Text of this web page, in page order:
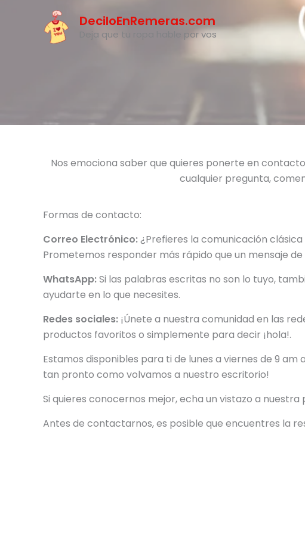
contenido
DeciloEnRemeras.com
Deja que tu ropa hable por vos
Nos emociona saber que quieres ponerte en
cualquier pregunta,
Formas de contacto:
Correo Electrónico:¿Prefieres la comunicación
Prometemos responder más rápido que un mensaje de
WhatsApp:Si las palabras escritas no son lo tuyo,
ayudarte en lo que necesites.
Redes sociales: ¡Únete a nuestra comunidad en las
productos favoritos o simplemente para decir ¡hola!.
Estamos disponibles para ti de lunes a viernes de 9
tan pronto como volvamos a nuestro escritorio!
Si quieres conocernos mejor, echa un vistazo a nuestra
Antes de contactarnos, es posible que encuentres la